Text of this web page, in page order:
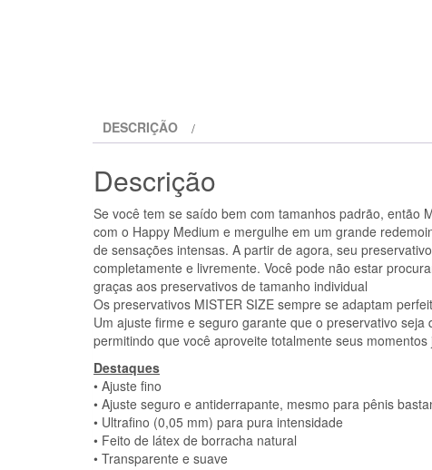
DESCRIÇÃO
Descrição
Se você tem se saído bem com tamanhos padrão, então
com o Happy Medium e mergulhe em um grande
de sensações intensas. A partir de agora, seu
completamente e livremente. Você pode não estar
graças aos preservativos de tamanho individual
Os preservativos MISTER SIZE sempre se adaptam
Um ajuste firme e seguro garante que o preservativo
permitindo que você aproveite totalmente seus momentos
Destaques
• Ajuste fino
• Ajuste seguro e antiderrapante, mesmo para pênis
• Ultrafino (0,05 mm) para pura intensidade
• Feito de látex de borracha natural
• Transparente e suave